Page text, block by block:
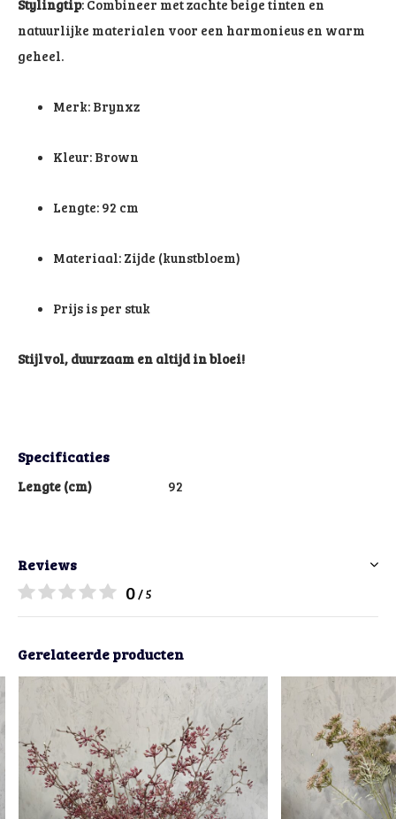
Stylingtip: Combineer met zachte beige tinten en
natuurlijke materialen voor een harmonieus en warm
geheel.
Merk: Brynxz
Kleur: Brown
Lengte: 92 cm
Materiaal: Zijde (kunstbloem)
Prijs is per stuk
Stijlvol, duurzaam en altijd in bloei!
Specificaties
Lengte (cm) 92
Reviews
0/ 5
Gerelateerde producten